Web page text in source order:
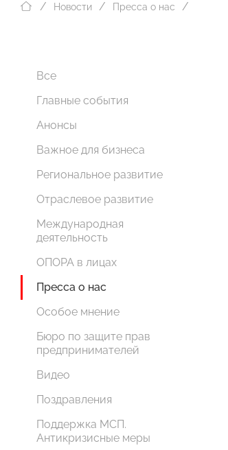
Новости Пресса о нас
Все
Главные события
Анонсы
Важное для бизнеса
Региональное развитие
Отраслевое развитие
Международная
деятельность
ОПОРА в лицах
Пресса о нас
Особое мнение
Бюро по защите прав
предпринимателей
Видео
Поздравления
Поддержка МСП.
Антикризисные меры